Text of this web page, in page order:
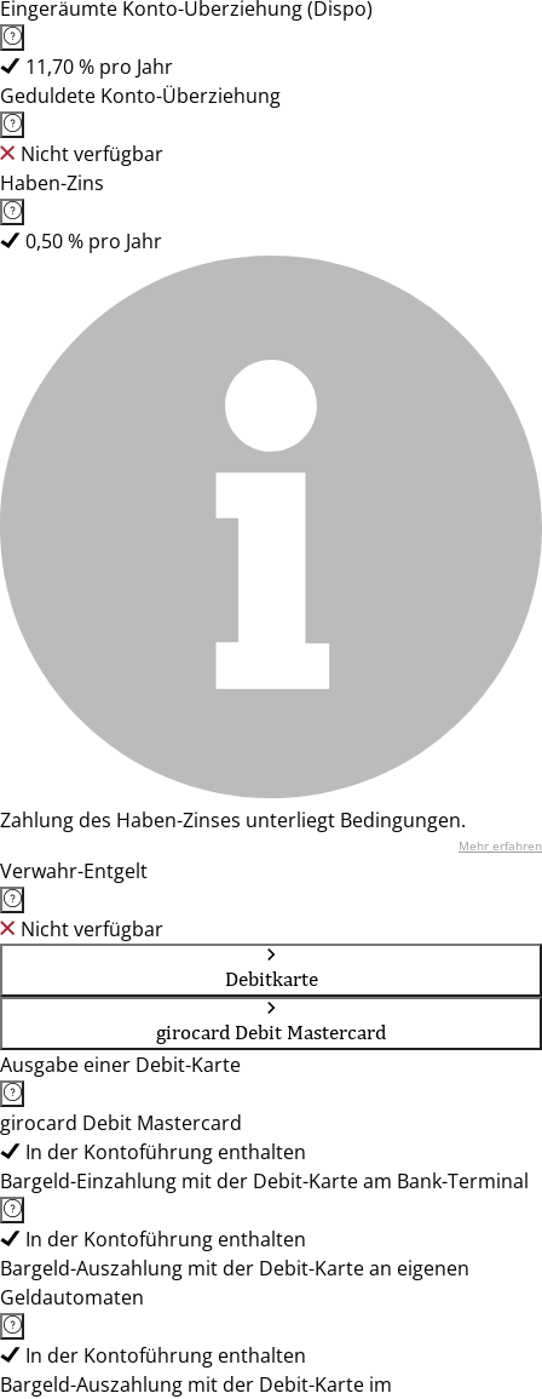
Eingeräumte Konto-Überziehung (Dispo)
11,70 % pro Jahr
Geduldete Konto-Überziehung
Nicht verfügbar
Haben-Zins
0,50 % pro Jahr
Zahlung des Haben-Zinses unterliegt Bedingungen.
Mehr erfahren
Verwahr-Entgelt
Nicht verfügbar
Debitkarte
girocard Debit Mastercard
Ausgabe einer Debit-Karte
girocard Debit Mastercard
In der Kontoführung enthalten
Bargeld-Einzahlung mit der Debit-Karte am Bank-Terminal
In der Kontoführung enthalten
Bargeld-Auszahlung mit der Debit-Karte an eigenen
Geldautomaten
In der Kontoführung enthalten
Bargeld-Auszahlung mit der Debit-Karte im